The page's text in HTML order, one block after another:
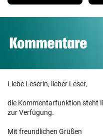
Liebe Leserin, lieber Leser,
die Kommentarfunktion steht
zur Verfügung.
Mit freundlichen Grüßen